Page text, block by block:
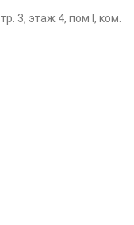
3, этаж 4, пом I, ком.